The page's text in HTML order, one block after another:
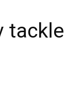
tackle